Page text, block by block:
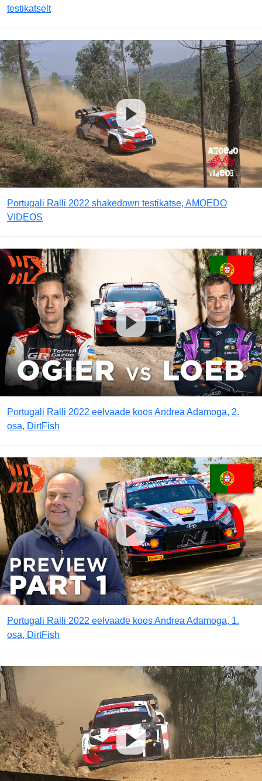
testikatselt
Portugali Ralli 2022 shakedown testikatse, AMOEDO
VIDEOS
Portugali Ralli 2022 eelvaade koos Andrea Adamoga, 2.
osa, DirtFish
Portugali Ralli 2022 eelvaade koos Andrea Adamoga, 1.
osa, DirtFish